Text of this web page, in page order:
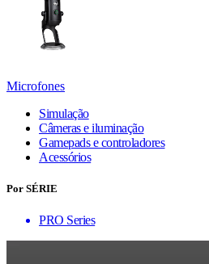
Microfones
Simulação
Câmeras e iluminação
Gamepads e controladores
Acessórios
Por SÉRIE
PRO Series